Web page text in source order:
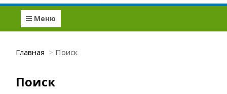
Меню
Главная Поиск
Поиск